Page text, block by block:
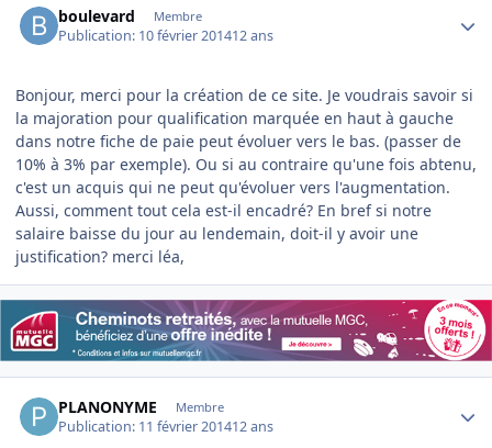
boulevard Membre
Publication: 10 février 201412 ans
Bonjour, merci pour la création de ce site. Je voudrais savoir si
la majoration pour qualification marquée en haut à gauche
dans notre fiche de paie peut évoluer vers le bas. (passer de
10% à 3% par exemple). Ou si au contraire qu'une fois abtenu,
c'est un acquis qui ne peut qu'évoluer vers l'augmentation.
Aussi, comment tout cela est-il encadré? En bref si notre
salaire baisse du jour au lendemain, doit-il y avoir une
justification? merci léa,
PLANONYME Membre
Publication: 11 février 201412 ans